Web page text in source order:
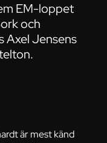
EM-loppet
och
Axel Jensens
är mest känd